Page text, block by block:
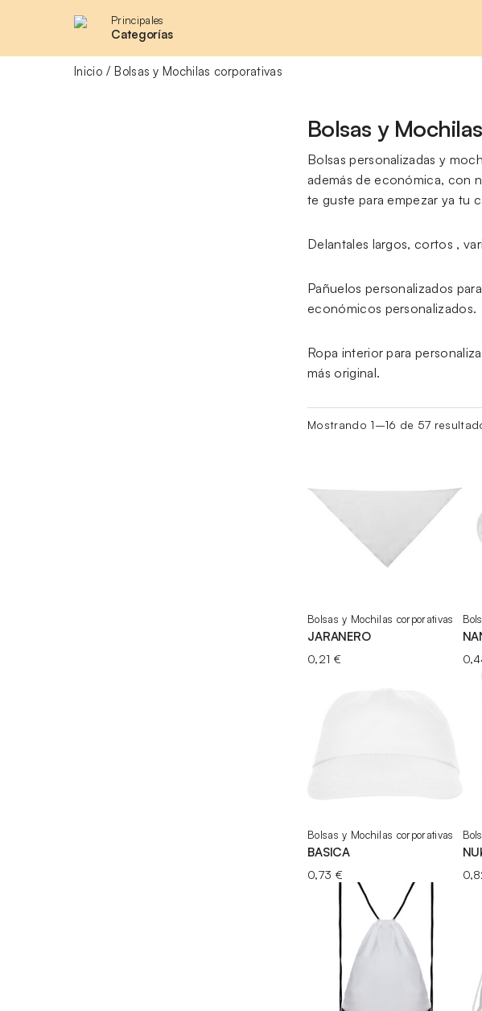
Principales
Categorías
Inicio Bolsas y Mochilas corporativas
Bolsas y
Bolsas personalizadas y
además de económica, con
te guste para empezar ya tu
Delantales largos, cortos ,
Pañuelos personalizados
económicos personalizados.
Ropa interior para
más original.
Mostrando 1–16 de 57
Ordenado
a
alto
Bolsas y Mochilas corporativas
JARANERO
0,21 €
Bolsas y Mochilas corporativas
BASICA
0,73 €